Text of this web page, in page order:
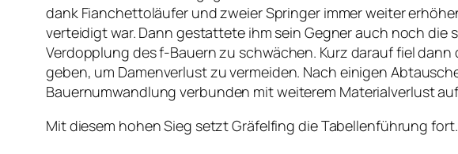
dank Fianchettoläufer und zweier Springer immer weiter
verteidigt war. Dann gestattete ihm sein Gegner auch noch die
Verdopplung des f-Bauern zu schwächen. Kurz darauf fiel
geben, um Damenverlust zu vermeiden. Nach einigen
Bauernumwandlung verbunden mit weiterem Materialverlust
Mit diesem hohen Sieg setzt Gräfelfing die Tabellenführung